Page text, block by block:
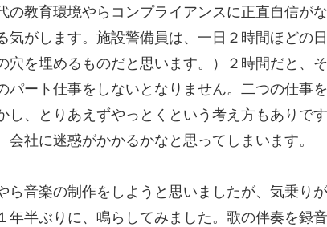
の教育環境やらコンプライアンスに正直自信が
気がします。施設警備員は、一日２時間ほどの
穴を埋めるものだと思います。）２時間だと、
パート仕事をしないとなりません。二つの仕事
し、とりあえずやっとくという考え方もありで
社に迷惑がかかるかなと思ってしまいます。
ら音楽の制作をしようと思いましたが、気乗りが
年半ぶりに、鳴らしてみました。歌の伴奏を録